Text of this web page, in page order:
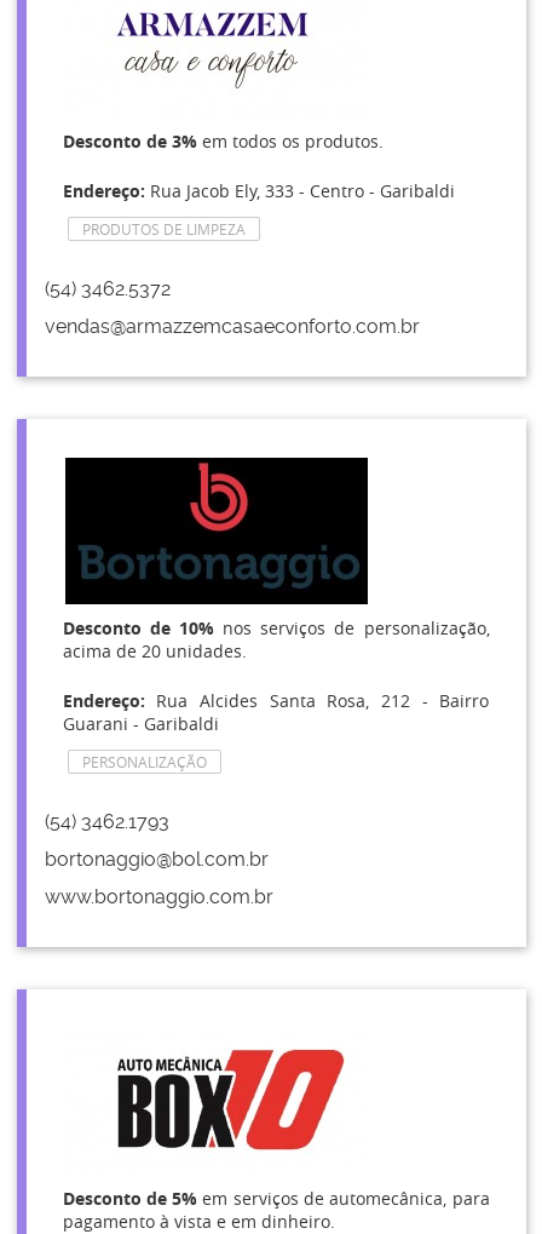
Desconto de 3% em todos os produtos.
Endereço: Rua Jacob Ely, 333 - Centro - Garibaldi
PRODUTOS DE LIMPEZA
(54) 3462.5372
vendas@armazzemcasaeconforto.com.br
Desconto de 10%nos serviços de personalização,
acima de 20 unidades.
Endereço: Rua Alcides Santa Rosa, 212 - Bairro
Guarani - Garibaldi
PERSONALIZAÇÃO
(54) 3462.1793
bortonaggio@bol.com.br
www.bortonaggio.com.br
Desconto de 5% em serviços de automecânica, para
pagamento à vista e em dinheiro.